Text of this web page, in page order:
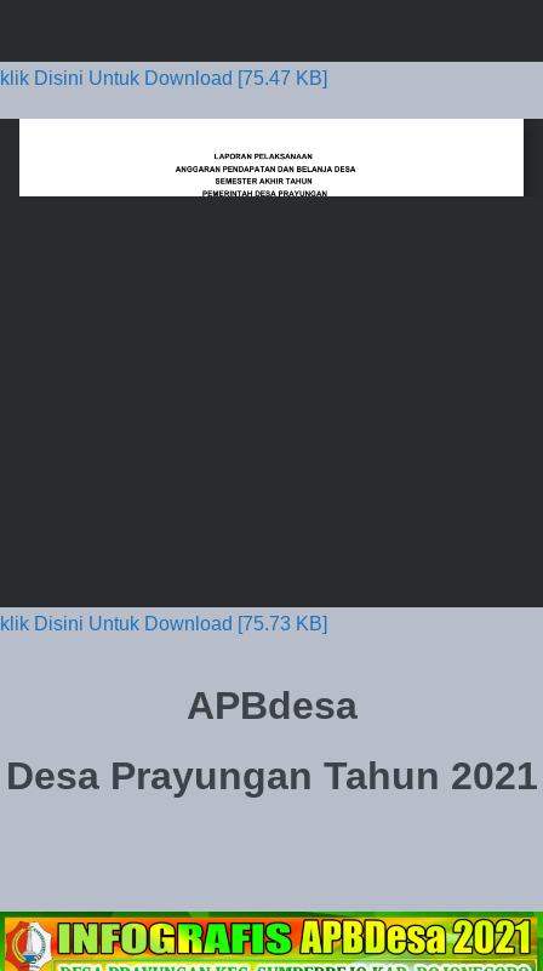
klik Disini Untuk Download [75.47 KB]
klik Disini Untuk Download [75.73 KB]
APBdesa
Desa Prayungan Tahun 2021